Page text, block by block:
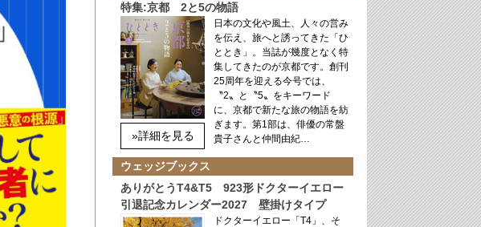
特集:京都 2と5の物語
»詳細を見る
日本の文化や風土、人々の営み
を伝え、旅へと誘ってきた「ひ
ととき」。当誌が幾度となく特
集してきたのが京都です。創刊
25周年を迎える今号では、
〝2〟と〝5〟をキーワード
に、京都で新たな旅の物語を紡
ぎます。第1部は、俳優の常盤
貴子さんと仲間由紀…
ウェッジブックス
ありがとうT4&T5 923形ドクターイエロー
引退記念カレンダー2027 壁掛けタイプ
ドクターイエロー「T4」、そ